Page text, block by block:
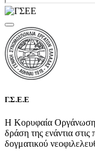
Γ.Σ.Ε.Ε
Η Κορυφαία Οργάνωση
δράση της ενάντια στις
δογματικού